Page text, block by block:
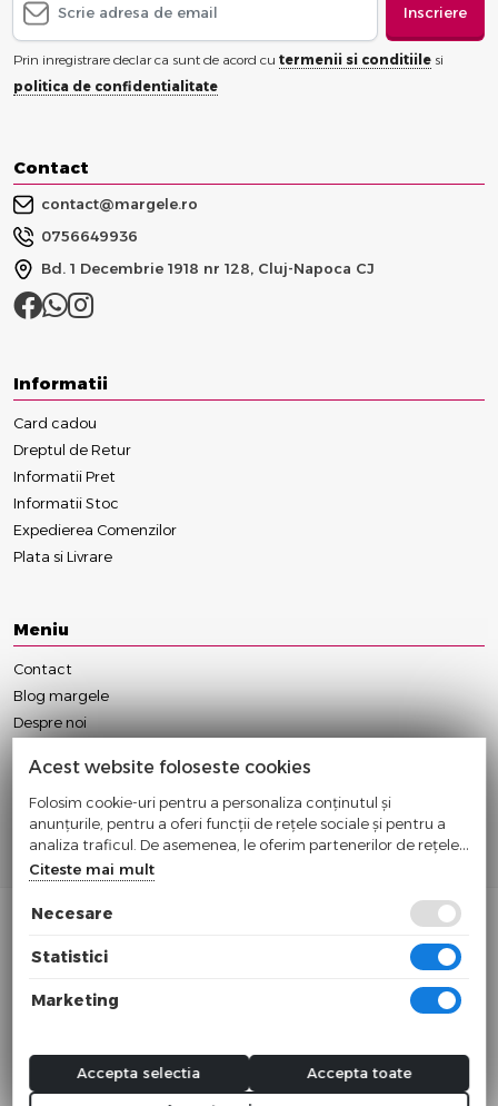
Inscriere
Prin inregistrare declar ca sunt de acord cu termenii si conditiile si
politica de confidentialitate
Contact
contact@margele.ro
0756649936
Bd. 1 Decembrie 1918 nr 128, Cluj-Napoca CJ
Informatii
Card cadou
Dreptul de Retur
Informatii Pret
Informatii Stoc
Expedierea Comenzilor
Plata si Livrare
Meniu
Contact
Blog margele
Despre noi
Conditii Contractuale
Politica Cookie
Politica Confidentialitate
Termeni si Conditii
Cif: RO32831539 Nr. Reg.: J12/605/2014
limita stocului disponibil.
Acest website foloseste cookies
Folosim cookie-uri pentru a personaliza conținutul și
anunțurile, pentru a oferi funcții de rețele sociale și pentru a
analiza traficul. De asemenea, le oferim partenerilor de rețele
sociale, de publicitate și de analize informații cu privire la
modul în care folosiți site-ul nostru. Aceștia le pot combina cu
alte informații oferite de dvs. sau culese în urma folosirii
Citeste mai mult
Necesare
Statistici
Marketing
Accepta selectia Accepta toate